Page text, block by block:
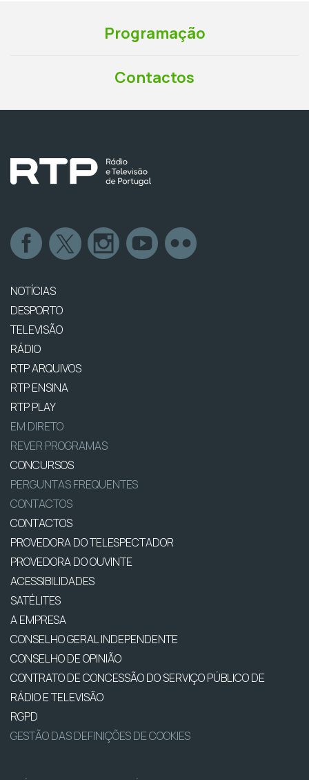
Programação
Contactos
NOTÍCIAS
DESPORTO
TELEVISÃO
RÁDIO
RTP ARQUIVOS
RTP ENSINA
RTP PLAY
EM DIRETO
REVER PROGRAMAS
CONCURSOS
PERGUNTAS FREQUENTES
CONTACTOS
CONTACTOS
PROVEDORA DO TELESPECTADOR
PROVEDORA DO OUVINTE
ACESSIBILIDADES
SATÉLITES
A EMPRESA
CONSELHO GERAL INDEPENDENTE
CONSELHO DE OPINIÃO
CONTRATO DE CONCESSÃO DO SERVIÇO PÚBLICO DE
RÁDIO E TELEVISÃO
RGPD
GESTÃO DAS DEFINIÇÕES DE COOKIES